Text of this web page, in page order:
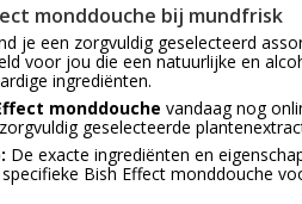
monddouche bij mundfrisk
je een zorgvuldig geselecteerd
voor jou die een natuurlijke en
ingrediënten.
monddouche vandaag nog
geselecteerde
De exacte ingrediënten en
Bish Effect monddouche